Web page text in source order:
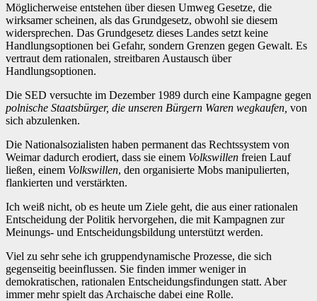
Möglicherweise entstehen über diesen Umweg Gesetze, die
wirksamer scheinen, als das Grundgesetz, obwohl sie diesem
widersprechen. Das Grundgesetz dieses Landes setzt keine
Handlungsoptionen bei Gefahr, sondern Grenzen gegen Gewalt. Es
vertraut dem rationalen, streitbaren Austausch über
Handlungsoptionen.
Die SED versuchte im Dezember 1989 durch eine Kampagne gegen
polnische Staatsbürger, die unseren Bürgern Waren wegkaufen, von
sich abzulenken.
Die Nationalsozialisten haben permanent das Rechtssystem von
Weimar dadurch erodiert, dass sie einem Volkswillen freien Lauf
ließen einem Volkswillen, den organisierte Mobs manipulierten,
flankierten und verstärkten.
Ich weiß nicht, ob es heute um Ziele geht, die aus einer rationalen
Entscheidung der Politik hervorgehen, die mit Kampagnen zur
Meinungs- und Entscheidungsbildung unterstützt werden.
Viel zu sehr sehe ich gruppendynamische Prozesse, die sich
gegenseitig beeinflussen. Sie finden immer weniger in
demokratischen, rationalen Entscheidungsfindungen statt. Aber
immer mehr spielt das Archaische dabei eine Rolle.